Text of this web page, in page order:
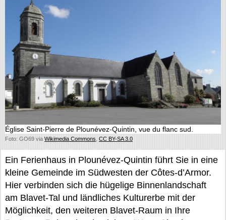
Église Saint-Pierre de Plounévez-Quintin, vue du flanc sud.
Foto: GO69 via Wikimedia Commons CC BY-SA 3.0
Ein Ferienhaus in Plounévez-Quintin führt Sie in eine
kleine Gemeinde im Südwesten der Côtes-d’Armor.
Hier verbinden sich die hügelige Binnenlandschaft
am Blavet-Tal und ländliches Kulturerbe mit der
Möglichkeit, den weiteren Blavet-Raum in Ihre